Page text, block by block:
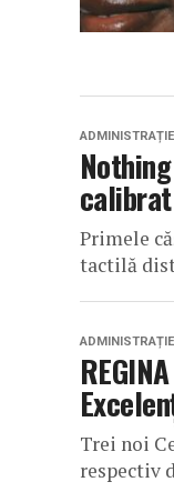
Primele
tactilă
Trei noi
respectiv